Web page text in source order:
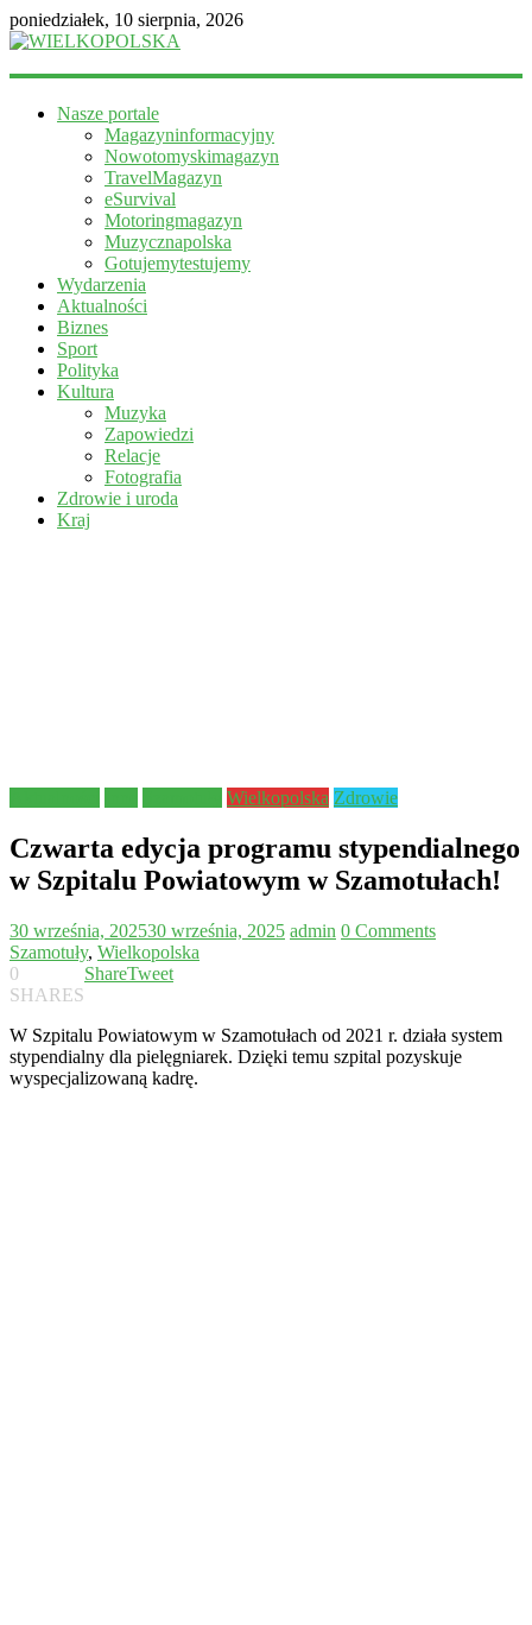
poniedziałek, 10 sierpnia, 2026
WIELKOPOLSKA
informacyjny
Nasze portale
Magazyninformacyjny
Nowotomyskimagazyn
TravelMagazyn
eSurvival
Motoringmagazyn
Muzycznapolska
Gotujemytestujemy
Wydarzenia
Aktualności
Biznes
Sport
Polityka
Kultura
Muzyka
Zapowiedzi
Relacje
Fotografia
Zdrowie i uroda
Kraj
Wielkopolska Zdrowie
Czwarta edycja programu stypendialnego
w Szpitalu Powiatowym w Szamotułach!
30 września, 202530 września, 2025 admin 0 Comments
Szamotuły, Wielkopolska
0
SHARES
ShareTweet
W Szpitalu Powiatowym w Szamotułach od 2021 r. działa system
stypendialny dla pielęgniarek. Dzięki temu szpital pozyskuje
wyspecjalizowaną kadrę.